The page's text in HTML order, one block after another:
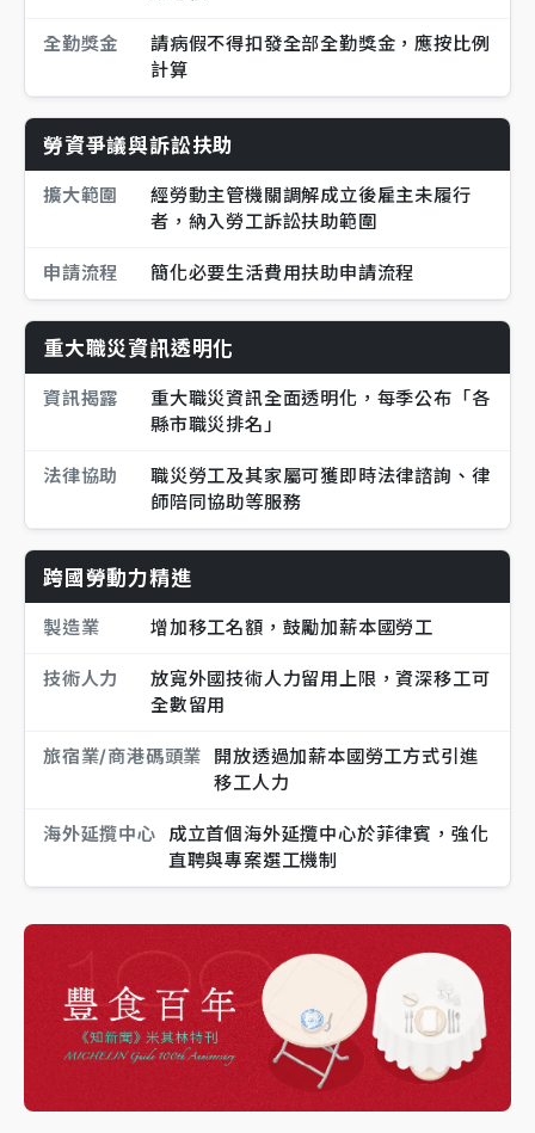
全勤獎金
請病假不得扣發全部全勤獎金，應按比例
計算
勞資爭議與訴訟扶助
擴大範圍
經勞動主管機關調解成立後雇主未履行
者，納入勞工訴訟扶助範圍
申請流程 簡化必要生活費用扶助申請流程
重大職災資訊透明化
資訊揭露
重大職災資訊全面透明化，每季公布「各
縣市職災排名」
法律協助
職災勞工及其家屬可獲即時法律諮詢、律
師陪同協助等服務
跨國勞動力精進
製造業 增加移工名額，鼓勵加薪本國勞工
技術人力
放寬外國技術人力留用上限，資深移工可
全數留用
旅宿業/商港碼頭業
開放透過加薪本國勞工方式引進
移工人力
海外延攬中心
成立首個海外延攬中心於菲律賓，強化
直聘與專案選工機制